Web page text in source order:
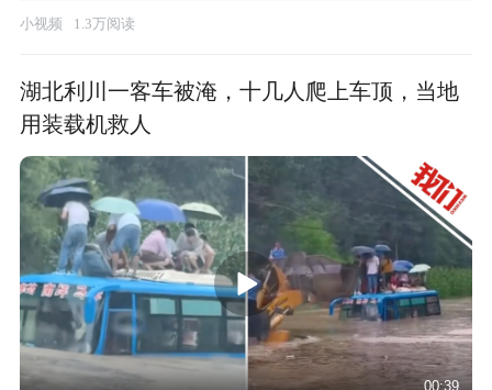
小视频 1.3万阅读
湖北利川一客车被淹，十几人爬上车顶，当地
用装载机救人
00:39